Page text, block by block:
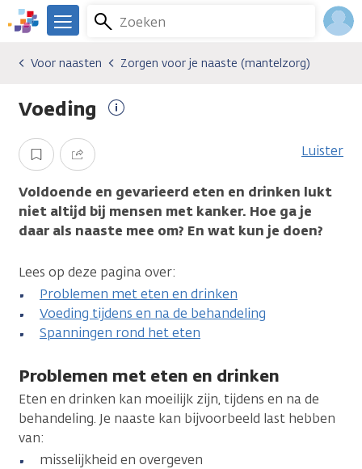
Overslaan
en
gaan
We
er
je.
Zoeken
Menu
Algemene onderwerpen
Voor naasten
Zorgen voor je naaste (mantelzorg)
Voor naasten Zorgen voor je naaste (mantelzorg)
Voeding
Opslaan Delen Luister
Voldoende en gevarieerd eten en drinken lukt
niet altijd bij mensen met kanker. Hoe ga je
daar als naaste mee om? En wat kun je doen?
Lees op deze pagina over:
Problemen met eten en drinken
Voeding tijdens en na de behandeling
Spanningen rond het eten
Problemen met eten en drinken
Eten en drinken kan moeilijk zijn, tijdens en na de
behandeling. Je naaste kan bijvoorbeeld last hebben
van:
misselijkheid en overgeven